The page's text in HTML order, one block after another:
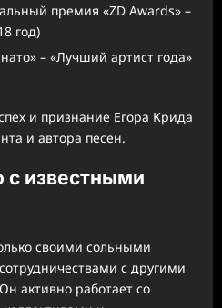
премия «ZD Awards» –
год)
– «Лучший артист года»
и признание Егора Крида
и автора песен.
с известными
своими сольными
с другими
активно работает со